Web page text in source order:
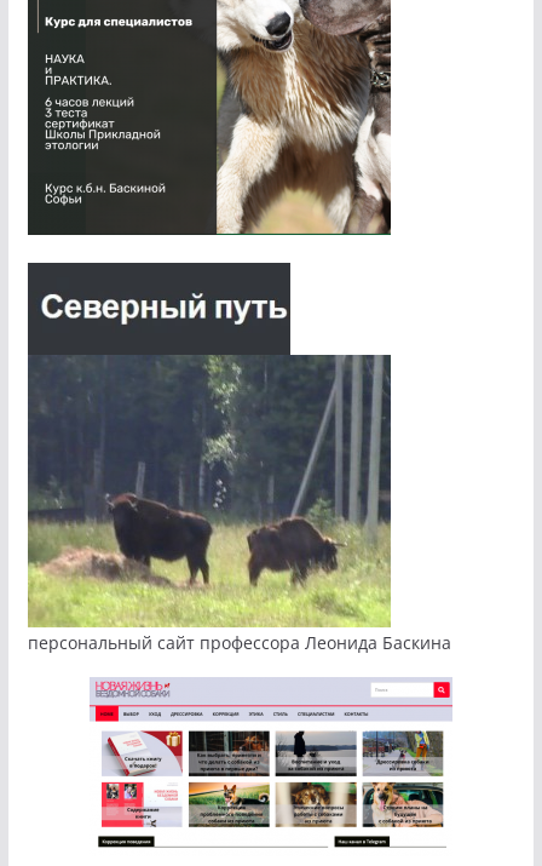
персональный сайт профессора Леонида Баскина